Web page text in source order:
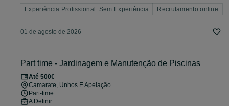
Experiência Profissional: Sem Experiência Recrutamento online
01 de agosto de 2026
Part time - Jardinagem e Manutenção de Piscinas
Até 500€
Camarate, Unhos E Apelação
Part-time
A Definir